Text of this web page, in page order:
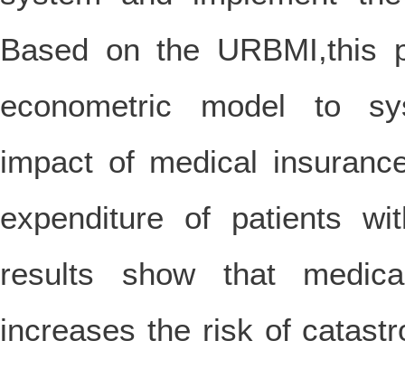
Based on the URBMI,this
econometric model to
impact of medical
expenditure of patients
results show that
increases the risk of